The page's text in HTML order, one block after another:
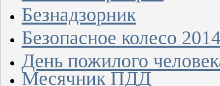
Безнадзорник
Безопасное колесо
День пожилого
Месячник ПДД